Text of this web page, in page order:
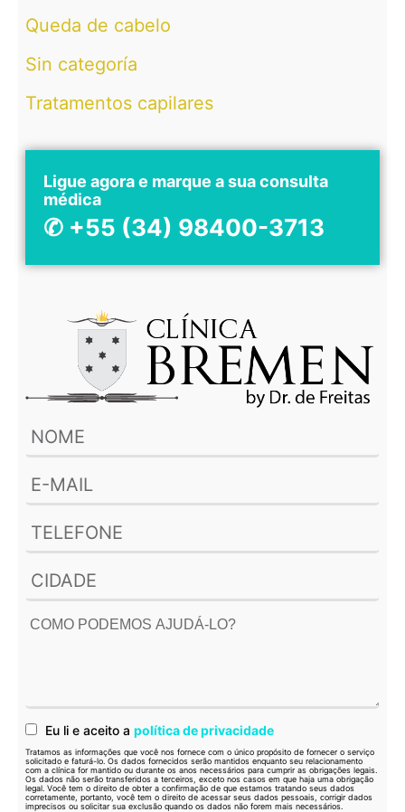
Queda de cabelo
Sin categoría
Tratamentos capilares
Ligue agora e marque a sua consulta
médica
✆ +55 (34) 98400-3713
Eu li e aceito apolítica de privacidade
Tratamos as informações que você nos fornece com o único propósito de fornecer o serviço
solicitado e faturá-lo. Os dados fornecidos serão mantidos enquanto seu relacionamento
com a clínica for mantido ou durante os anos necessários para cumprir as obrigações legais.
Os dados não serão transferidos a terceiros, exceto nos casos em que haja uma obrigação
legal. Você tem o direito de obter a confirmação de que estamos tratando seus dados
corretamente, portanto, você tem o direito de acessar seus dados pessoais, corrigir dados
imprecisos ou solicitar sua exclusão quando os dados não forem mais necessários.